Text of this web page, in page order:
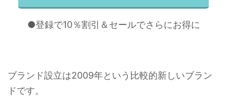
●登録で10％割引＆セールでさらにお得に
ブランド設立は2009年という比較的新しいブラン
ドです。